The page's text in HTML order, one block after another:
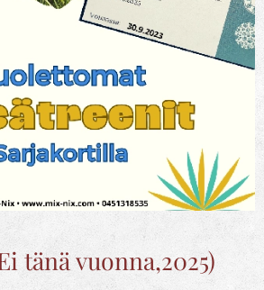
tänä vuonna,2025)